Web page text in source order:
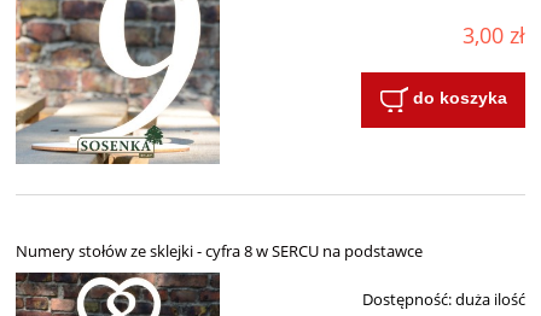
3,00 zł
do koszyka
Numery stołów ze sklejki - cyfra 8 w SERCU na podstawce
Dostępność:duża ilość